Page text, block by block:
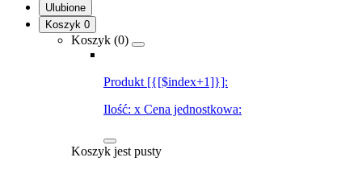
Ulubione
Koszyk 0
Koszyk (0)
Produkt [{[$index+1]}]:
Ilość: x Cena jednostkowa:
Koszyk jest pusty